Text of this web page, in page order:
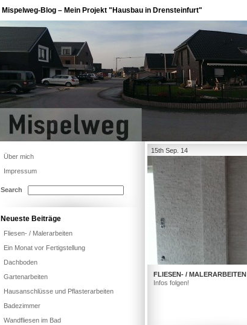
Mispelweg-Blog – Mein Projekt "Hausbau in Drensteinfurt"
15th Sep. 14
FLIESEN- / MALERARBEITEN
Infos folgen!
Über mich
Impressum
Search
Neueste Beiträge
Fliesen- / Malerarbeiten
Ein Monat vor Fertigstellung
Dachboden
Gartenarbeiten
Hausanschlüsse und Pflasterarbeiten
Badezimmer
Wandfliesen im Bad